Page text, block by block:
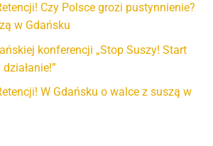
Czy Polsce grozi pustynnienie?
w Gdańsku
konferencji „Stop Suszy! Start
W Gdańsku o walce z suszą w